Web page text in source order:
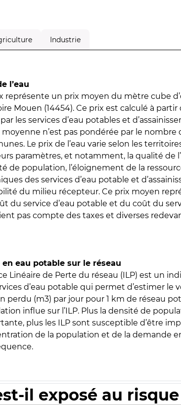
Industrie
l’eau
représente un prix moyen du mètre cube
Mouen (14454). Ce prix est calculé à partir
les services d’eau potables et
n’est pas pondérée par le nombre
Le prix de l’eau varie selon les
paramètres, et notamment, la qualité de
de population, l’éloignement de la
des services d’eau potable et
du milieu récepteur. Ce prix moyen
du service d’eau potable et du coût du
pas compte des taxes et diverses
en eau potable sur le réseau
Linéaire de Perte du réseau (ILP) est un
d’eau potable qui permet d’estimer le
perdu (m3) par jour pour 1 km de réseau
influe sur l’ILP. Plus la densité de
plus les ILP sont susceptible d’être
de la population et de la demande
il exposé au